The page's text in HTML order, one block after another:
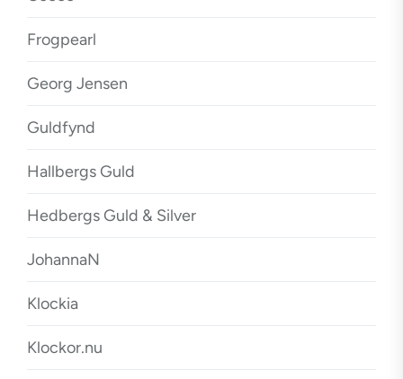
Frogpearl
Georg Jensen
Guldfynd
Hallbergs Guld
Hedbergs Guld & Silver
JohannaN
Klockia
Klockor.nu